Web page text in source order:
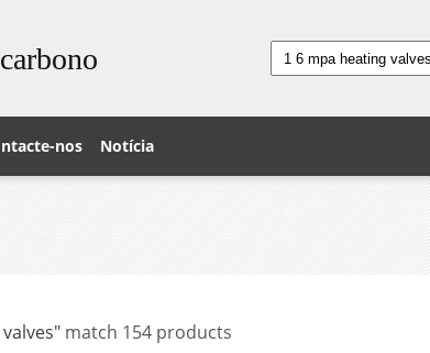
nos Notícia
match 154 products